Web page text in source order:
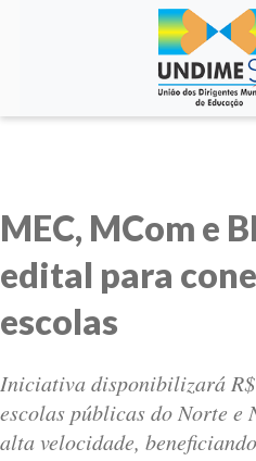
MEC, MCom e
edital para
escolas
Iniciativa disponibilizará
escolas públicas do Norte e
alta velocidade,